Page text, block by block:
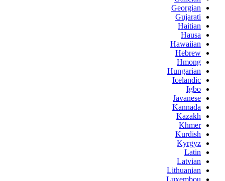
Georgian
Gujarati
Haitian
Hausa
Hawaiian
Hebrew
Hmong
Hungarian
Icelandic
Igbo
Javanese
Kannada
Kazakh
Khmer
Kurdish
Kyrgyz
Latin
Latvian
Lithuanian